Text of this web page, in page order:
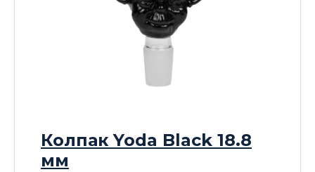
Колпак Yoda Black 18.8
мм